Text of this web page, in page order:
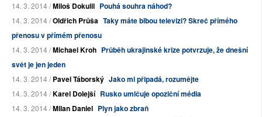
14. 3. 2014 /Miloš Dokulil Pouhá souhra náhod?
14. 3. 2014 /Oldřich Průša Taky máte blbou televizi? Skreč přímého
přenosu v přímém přenosu
14. 3. 2014 /Michael Kroh Průběh ukrajinské krize potvrzuje, že dnešní
svět je jen jeden
14. 3. 2014 /Pavel Táborský Jako mi připadá, rozumějte
14. 3. 2014 /Karel Dolejší Rusko umlčuje opoziční média
14. 3. 2014 /Milan Daniel Plyn jako zbraň